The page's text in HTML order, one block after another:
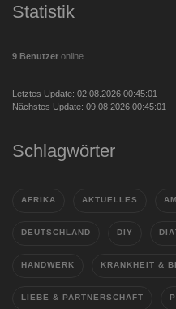
Statistik
9 Benutzer online
Letztes Update: 02.08.2026 00:45:01
Nächstes Update: 09.08.2026 00:45:01
Schlagwörter
AFRIKA AKTUELLES
DEUTSCHLAND DIY
HANDWERK KRANKHEIT &
LIEBE & PARTNERSCHAFT